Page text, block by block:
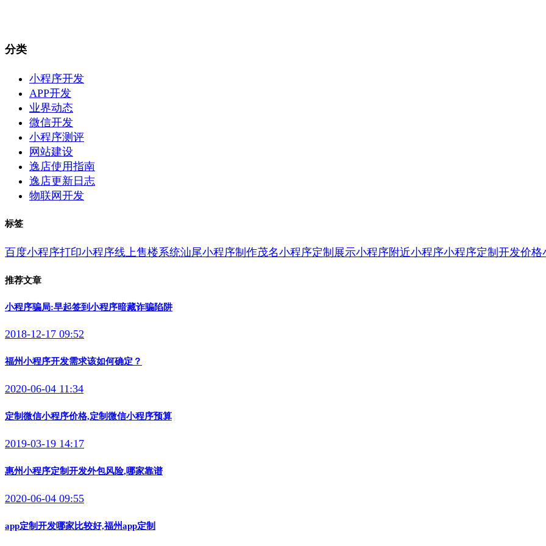
分类
小程序开发
APP开发
业界动态
微信开发
小程序测评
网站建设
逸店使用指南
逸店更新日志
物联网开发
标签
百度小程序打印小程序线上售楼系统汕尾小程序制作茂名小程序定制 展示小程序附近小程序小程序定制开发价格
推荐文章
小程序骗局:早起签到小程序暗藏诈骗陷阱
2018-12-17 09:52
福州小程序开发需求该如何确定？
2020-06-04 11:34
定制微信小程序价格,定制微信小程序预算
2019-03-19 14:17
惠州小程序定制开发外包风险,哪家靠谱
2020-06-04 09:55
app定制开发哪家比较好,福州app定制